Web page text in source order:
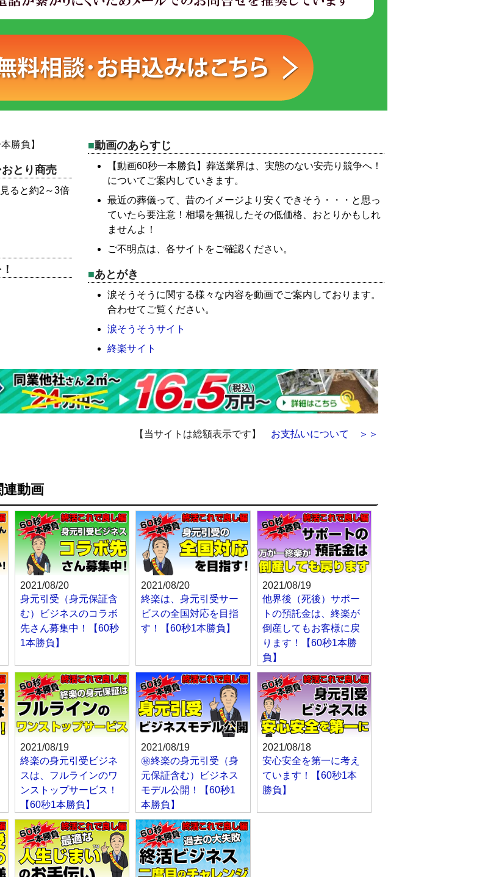
勝負】
とり商売
ると約2～3倍
動画のあらすじ
【動画60秒一本勝負】葬送業界は、実態のない安売り競争へ！
についてご案内していきます。
最近の葬儀って、昔のイメージより安くできそう・・・と思っ
ていたら要注意！相場を無視したその低価格、おとりかもしれ
ませんよ！
ご不明点は、各サイトをご確認ください。
あとがき
涙そうそうに関する様々な内容を動画でご案内しております。
合わせてご覧ください。
涙そうそうサイト
終楽サイト
【当サイトは総額表示です】 お支払いについて ＞＞
動画
2021/08/20
身元引受（身元保証含
む）ビジネスのコラボ
先さん募集中！【60秒
1本勝負】
2021/08/20
終楽は、身元引受サー
ビスの全国対応を目指
す！【60秒1本勝負】
2021/08/19
他界後（死後）サポー
トの預託金は、終楽が
倒産してもお客様に戻
ります！【60秒1本勝
負】
2021/08/19
終楽の身元引受ビジネ
スは、フルラインのワ
ンストップサービス！
【60秒1本勝負】
2021/08/19
㊙終楽の身元引受（身
元保証含む）ビジネス
モデル公開！【60秒1
本勝負】
2021/08/18
安心安全を第一に考え
ています！【60秒1本
勝負】